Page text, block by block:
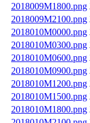
2018009M1800.png
2018009M2100.png
2018010M0000.png
2018010M0300.png
2018010M0600.png
2018010M0900.png
2018010M1200.png
2018010M1500.png
2018010M1800.png